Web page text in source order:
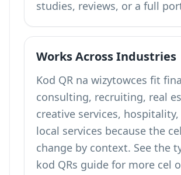
studies, reviews, or a full
Works Across Industries
Kod QR na wizytowces fit
consulting, recruiting, real
creative services, hospitality,
local services because the
change by context. See the
kod QRs guide for more cel